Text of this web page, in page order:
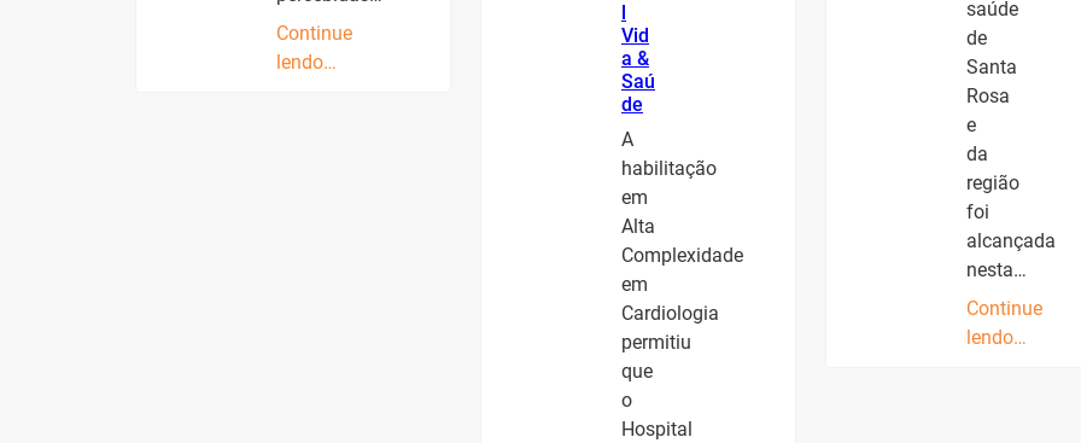
Continue
lendo…
Vid
a &
Saú
de
A
habilitação
em
Alta
Complexidade
em
Cardiologia
permitiu
que
o
Hospital
saúde
de
Santa
Rosa
e
da
região
foi
alcançada
nesta…
Continue
lendo…